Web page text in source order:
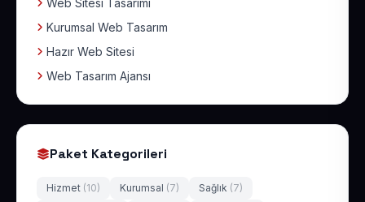
Web Sitesi Tasarımı
Kurumsal Web Tasarım
Hazır Web Sitesi
Web Tasarım Ajansı
Paket Kategorileri
Hizmet (10) Kurumsal (7) Sağlık (7)